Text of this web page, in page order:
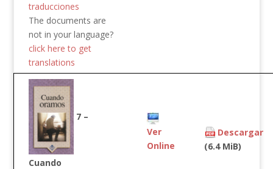
traducciones
The documents are
not in your language?
click here to get
translations
7 –
Cuando
Ver
Online
Descargar
(6.4 MiB)